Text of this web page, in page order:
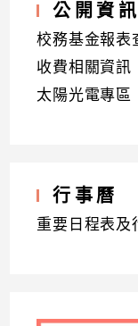
公開資訊
校務基金報表
收費相關資訊
太陽光電專區
行事曆
重要日程表及